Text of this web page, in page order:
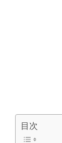
目次